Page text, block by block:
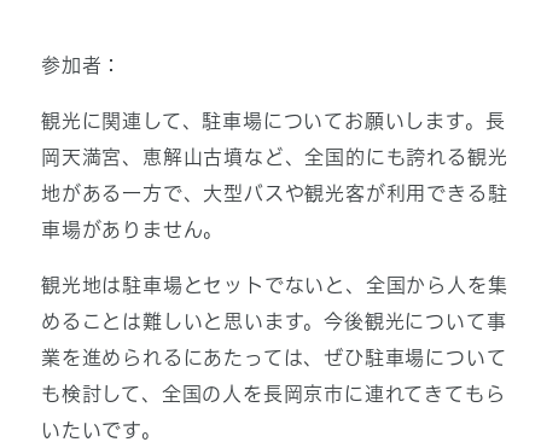
参加者：
観光に関連して、駐車場についてお願いします。長
岡天満宮、恵解山古墳など、全国的にも誇れる観光
地がある一方で、大型バスや観光客が利用できる駐
車場がありません。
観光地は駐車場とセットでないと、全国から人を集
めることは難しいと思います。今後観光について事
業を進められるにあたっては、ぜひ駐車場について
も検討して、全国の人を長岡京市に連れてきてもら
いたいです。